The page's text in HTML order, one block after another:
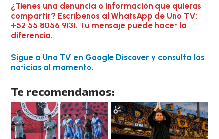
¿Tienes una denuncia o información que quieras
compartir? Escríbenos al WhatsApp de Uno TV:
+52 55 8056 9131. Tu mensaje puede hacer la
diferencia.
Sigue a Uno TV en Google Discover y consulta las
noticias al momento.
Te recomendamos: